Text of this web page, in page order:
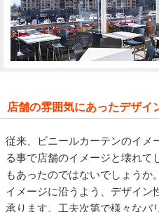
店舗の雰囲気にあったデザイ
従来、ビニールカーテンのイメ
る事で店舗のイメージと壊れ
もあったのではないでしょうか
イメージに沿うよう、デザイン
承ります。工夫次第で様々なバ